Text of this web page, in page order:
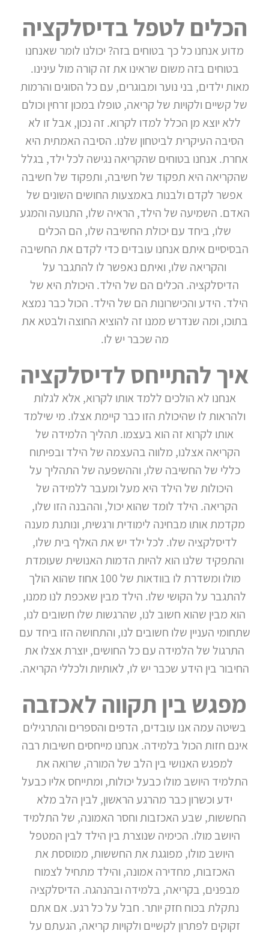
הכלים לטפל בדיסלקציה
מדוע אנחנו כל כך בטוחים בזה? יכולנו לומר שאנחנו
בטוחים בזה משום שראינו את זה קורה מול עינינו.
מאות ילדים, בני נוער ומבוגרים, עם כל הסוגים והרמות
של קשיים ולקויות של קריאה, טופלו במכון זרחין וכולם
ללא יוצא מן הכלל למדו לקרוא. זה נכון, אבל זו לא
הסיבה העיקרית לביטחון שלנו. הסיבה האמתית היא
אחרת. אנחנו בטוחים שהקריאה נגישה לכל ילד, בגלל
שהקריאה היא תפקוד של חשיבה, ותפקוד של חשיבה
אפשר לקדם ולבנות באמצעות החושים השונים של
האדם. השמיעה של הילד, הראיה שלו, התנועה והמגע
שלו, ביחד עם יכולת החשיבה שלו, הם הכלים
הבסיסיים איתם אנחנו עובדים כדי לקדם את החשיבה
והקריאה שלו, ואיתם נאפשר לו להתגבר על
הדיסלקציה. הכלים הם של הילד. היכולת היא של
הילד. הידע והכישרונות הם של הילד. הכול כבר נמצא
בתוכו, ומה שנדרש ממנו זה להוציא החוצה ולבטא את
מה שכבר יש לו.
איך להתייחס לדיסלקציה
אנחנו לא הולכים ללמד אותו לקרוא, אלא לגלות
ולהראות לו שהיכולת הזו כבר קיימת אצלו. מי שילמד
אותו לקרוא זה הוא בעצמו. תהליך הלמידה של
הקריאה אצלנו, מלווה בהעצמה של הילד ובפיתוח
כללי של החשיבה שלו, וההשפעה של התהליך על
היכולות של הילד היא מעל ומעבר ללמידה של
הקריאה. הילד לומד שהוא יכול, וההבנה הזו שלו,
מקדמת אותו מבחינה לימודית ורגשית, ונותנת מענה
לדיסלקציה שלו. לכל ילד יש את האלף בית שלו,
והתפקיד שלנו הוא להיות הדמות האנושית שעומדת
מולו ומשדרת לו בוודאות של 100 אחוז שהוא הולך
להתגבר על הקושי שלו. הילד מבין שאכפת לנו ממנו,
הוא מבין שהוא חשוב לנו, שהרגשות שלו חשובים לנו,
שתחומי העניין שלו חשובים לנו, והתחושה הזו ביחד עם
התרגול של הלמידה עם כל החושים, יוצרת אצלו את
החיבור בין הידע שכבר יש לו, לאותיות ולכללי הקריאה.
מפגש בין תקווה לאכזבה
בשיטה עמה אנו עובדים, הדפים והספרים והתרגילים
אינם חזות הכול בלמידה. אנחנו מייחסים חשיבות רבה
למפגש האנושי בין הלב של המורה, שרואה את
התלמיד היושב מולו כבעל יכולות, ומתייחס אליו כבעל
ידע וכשרון כבר מהרגע הראשון, לבין הלב מלא
החששות, שבע האכזבות וחסר האמונה, של התלמיד
היושב מולו. הכימיה שנוצרת בין הילד לבין המטפל
היושב מולו, מפוגגת את החששות, ממוססת את
האכזבות, מחדירה אמונה, והילד מתחיל לצמוח
מבפנים, בקריאה, בלמידה ובהנהגה. הדיסלקציה
נתקלת בכוח חזק יותר. חבל על כל רגע. אם אתם
זקוקים לפתרון לקשיים ולקויות קריאה, הגעתם על